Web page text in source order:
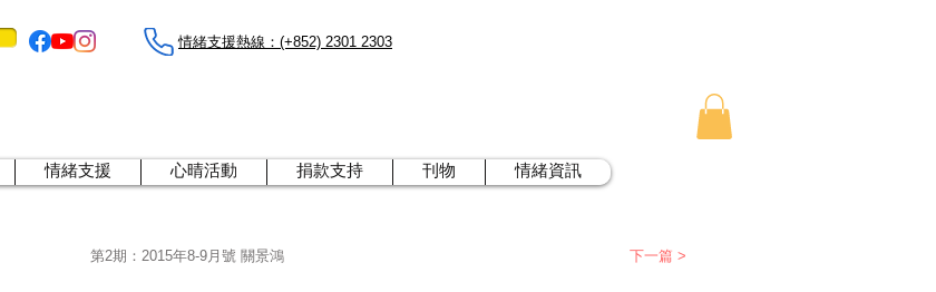
情緒支援熱線：​​(+852) 2301 2303
情緒支援 心晴活動 捐款支持 刊物 情緒資訊
第2期： 2015年8-9月號 關景鴻 下一篇 >